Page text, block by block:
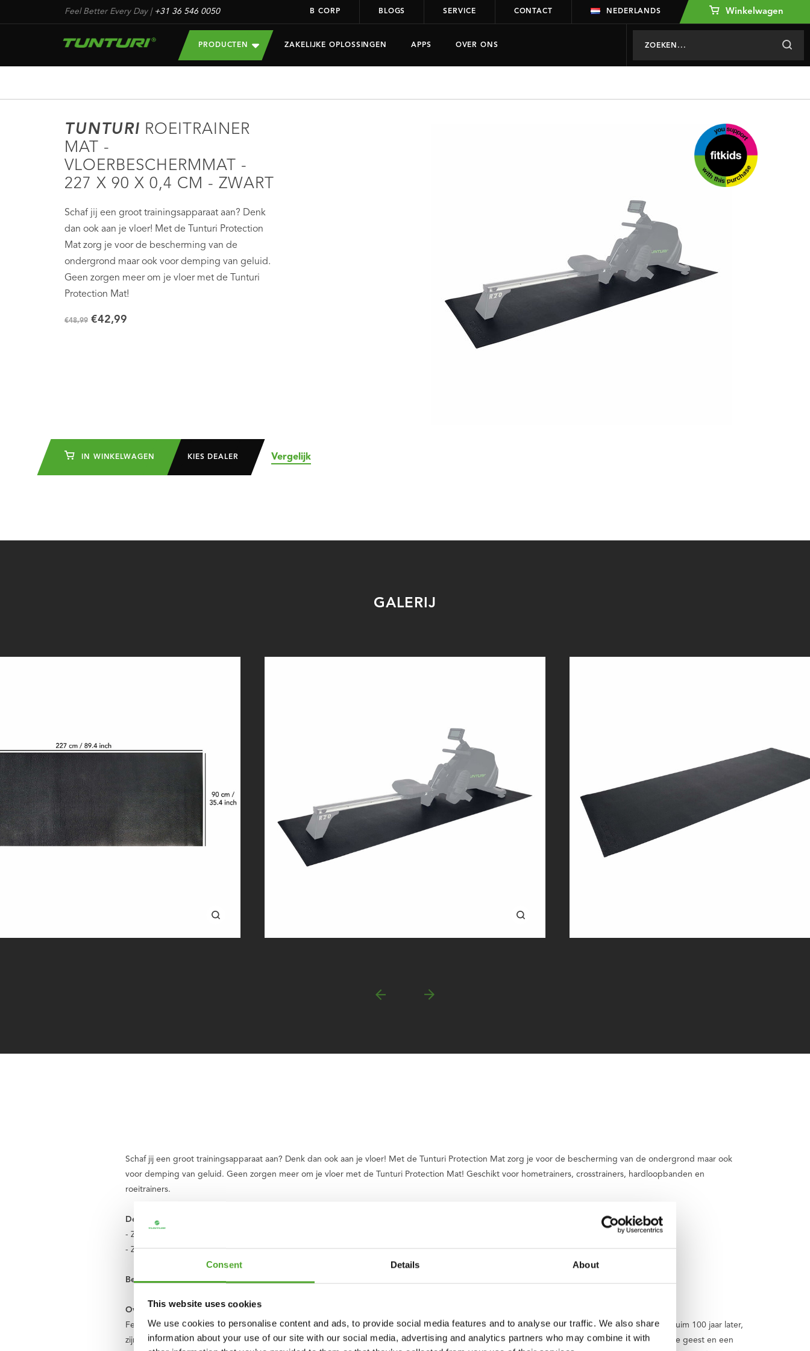
Consent Details About
This website uses cookies
We use cookies to personalise content and ads, to provide social media features and to analyse our traffic. We also share
information about your use of our site with our social media, advertising and analytics partners who may combine it with
Feel Better Every Day| +31 36 546 0050 B CORP BLOGS SERVICE CONTACT NEDERLANDS Winkelwagen
PRODUCTEN ZAKELIJKE OPLOSSINGEN APPS OVER ONS
TUNTURI ROEITRAINER
MAT -
VLOERBESCHERMMAT -
227 X 90 X 0,4 CM - ZWART
Schaf jij een groot trainingsapparaat aan? Denk
dan ook aan je vloer! Met de Tunturi Protection
Mat zorg je voor de bescherming van de
ondergrond maar ook voor demping van geluid.
Geen zorgen meer om je vloer met de Tunturi
Protection Mat!
€48,99 €42,99
IN WINKELWAGEN KIES DEALER Vergelijk
GALERIJ
Schaf jij een groot trainingsapparaat aan? Denk dan ook aan je vloer! Met de Tunturi Protection Mat zorg je voor de bescherming van de ondergrond maar ook
voor demping van geluid. Geen zorgen meer om je vloer met de Tunturi Protection Mat! Geschikt voor hometrainers, crosstrainers, hardloopbanden en
roeitrainers.
De voordelen van de Tunturi Protection Mat – Beschermmat - Vloermat
- Zorgt voor een goede bescherming van je vloer
- Zorgt voor de demping van geluid
Bescherm je ondergrond en demp geluid en ga voor de Tunturi Beschermmat voor je vloeren!
Over Tunturi
Feel better every day. Dat is het motto van Tunturi. Onze oorsprong ligt in Finland, waar in 1922 twee broers een fietsenwinkel begonnen. Nu, ruim 100 jaar later,
zijn we een Nederlands bedrijf en een wereldwijd merk. We ondersteunen je tijdens jouw reis naar een gezond en fit lichaam, een gebalanceerde geest en een